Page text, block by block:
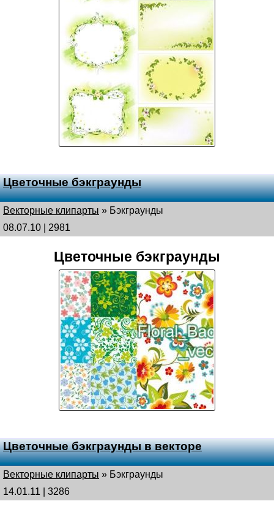
Цветочные бэкграунды
Векторные клипарты » Бэкграунды
08.07.10 | 2981
Цветочные бэкграунды
Цветочные бэкграунды в векторе
Векторные клипарты » Бэкграунды
14.01.11 | 3286